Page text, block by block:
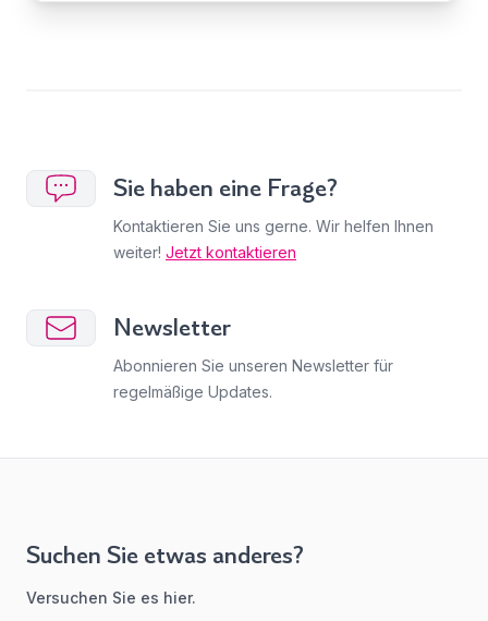
Sie haben eine Frage?
Kontaktieren Sie uns gerne. Wir helfen Ihnen
weiter! Jetzt kontaktieren
Newsletter
Abonnieren Sie unseren Newsletter für
regelmäßige Updates.
Suchen Sie etwas anderes?
Versuchen Sie es hier.